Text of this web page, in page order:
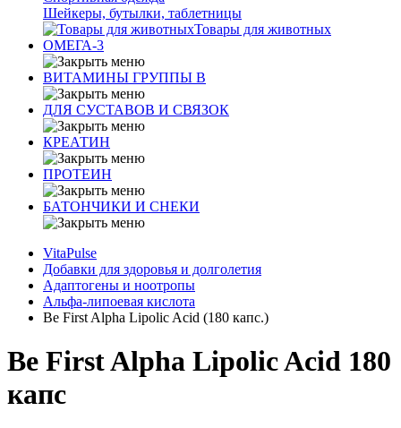
Шейкеры, бутылки, таблетницы
Товары для животных
ОМЕГА-3
ВИТАМИНЫ ГРУППЫ В
ДЛЯ СУСТАВОВ И СВЯЗОК
КРЕАТИН
ПРОТЕИН
БАТОНЧИКИ И СНЕКИ
VitaPulse
Добавки для здоровья и долголетия
Адаптогены и ноотропы
Альфа-липоевая кислота
Be First Alpha Lipolic Acid (180 капс.)
Be First Alpha Lipolic Acid 180
капс